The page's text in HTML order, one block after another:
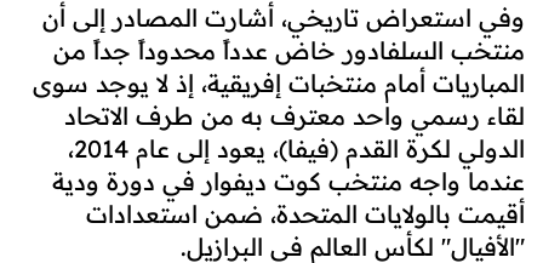
وفي استعراض تاريخي، أشارت المصادر إلى أن
منتخب السلفادور خاض عدداً محدوداً جداً من
المباريات أمام منتخبات إفريقية، إذ لا يوجد سوى
لقاء رسمي واحد معترف به من طرف الاتحاد
الدولي لكرة القدم (فيفا)، يعود إلى عام 2014،
عندما واجه منتخب كوت ديفوار في دورة ودية
أقيمت بالولايات المتحدة، ضمن استعدادات
"الأفيال" لكأس العالم في البرازيل.